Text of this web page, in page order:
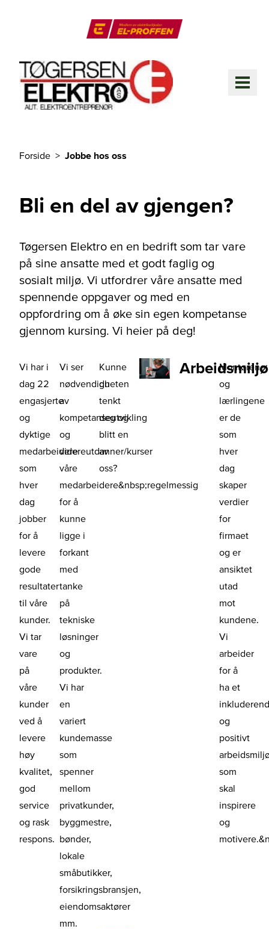
Forside Jobbe hos oss
Bli en del av gjengen?
Tøgersen Elektro en en bedrift som tar vare
på sine ansatte med et godt faglig og
sosialt miljø. Vi utfordrer våre ansatte med
spennende oppgaver og med en
oppfordring om å øke sin egen kompetanse
gjennom kursing. Vi heier på deg!
Vi har i
dag 22
engasjerte
og
dyktige
medarbeidere
som
hver
dag
jobber
for å
levere
gode
resultater
til våre
kunder.
Vi tar
vare
på
våre
kunder
ved å
levere
høy
kvalitet,
god
service
og rask
respons.
Vi ser
nødvendigheten
av
kompetanseutvikling
og
videreutdanner/kurser
våre
medarbeidere&nbsp;regelmessig
for å
kunne
ligge i
forkant
med
tanke
på
tekniske
løsninger
og
produkter.
Vi har
en
variert
kundemasse
som
spenner
mellom
privatkunder,
byggmestre,
bønder,
lokale
småbutikker,
forsikringsbransjen,
eiendomsaktører
mm.
Kunne
du
tenkt
deg og
blitt en
av
oss?
Montørene
og
lærlingene
er de
som
hver
dag
skaper
verdier
for
firmaet
og er
ansiktet
utad
mot
kundene.
Vi
arbeider
for å
ha et
og
positivt
som
skal
inspirere
og